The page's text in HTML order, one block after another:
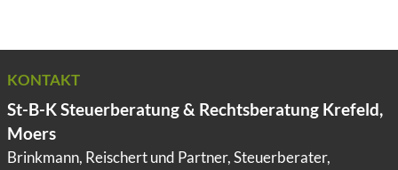
KONTAKT
St-B-K Steuerberatung & Rechtsberatung Krefeld,
Moers
Brinkmann, Reischert und Partner, Steuerberater,